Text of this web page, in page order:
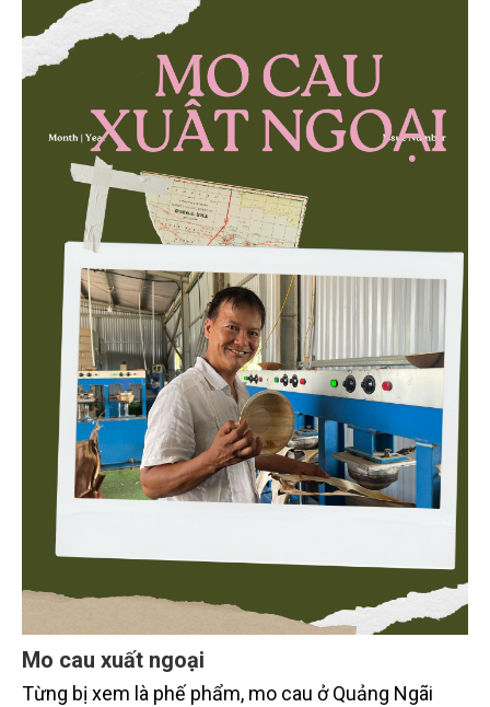
then chốt là nông nghiệp và môi trường.
Mo cau xuất ngoại
Từng bị xem là phế phẩm, mo cau ở Quảng Ngãi